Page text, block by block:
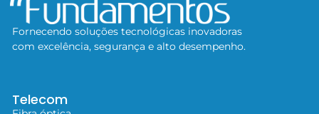
Fornecendo soluções tecnológicas inovadoras
com excelência, segurança e alto desempenho.
Telecom